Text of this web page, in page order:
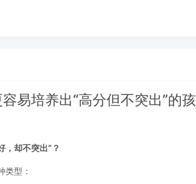
易培养出“高分但不突出”的孩
，却不突出”？
类型：